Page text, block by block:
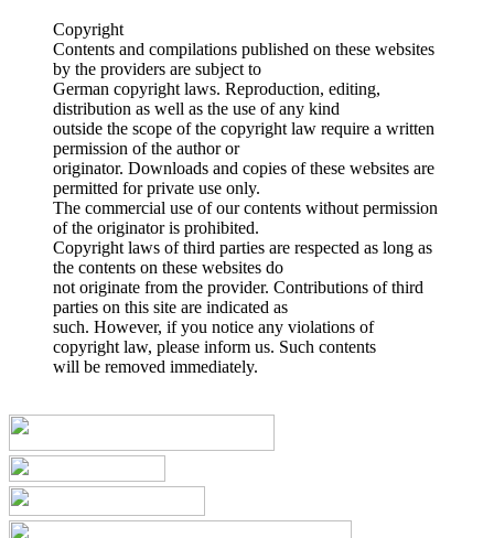
Copyright
Contents and compilations published on these websites
by the providers are subject to
German copyright laws. Reproduction, editing,
distribution as well as the use of any kind
outside the scope of the copyright law require a written
permission of the author or
originator. Downloads and copies of these websites are
permitted for private use only.
The commercial use of our contents without permission
of the originator is prohibited.
Copyright laws of third parties are respected as long as
the contents on these websites do
not originate from the provider. Contributions of third
parties on this site are indicated as
such. However, if you notice any violations of
copyright law, please inform us. Such contents
will be removed immediately.